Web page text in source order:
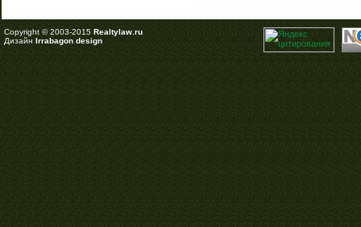
Copyright © 2003-2015 Realtylaw.ru
Дизайн Irrabagon design